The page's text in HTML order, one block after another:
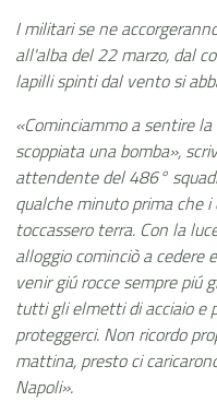
I militari se ne
all'alba del 22 marzo, dal
lapilli spinti dal vento si
«Cominciammo a sentire
scoppiata una bomba»,
attendente del 486°
qualche minuto prima che
toccassero terra. Con la
alloggio cominciò a cedere
venir giú rocce sempre piú
tutti gli elmetti di acciaio e
proteggerci. Non ricordo
mattina, presto ci
Napoli».